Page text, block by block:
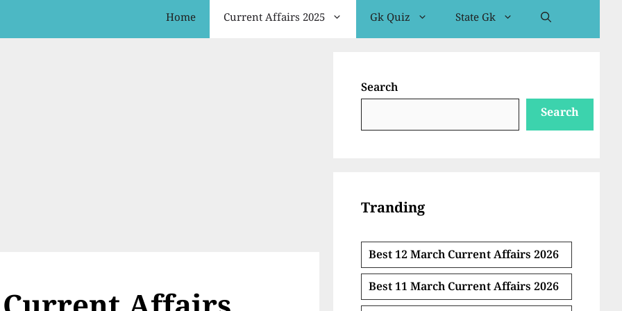
Home Current Affairs 2025 Gk Quiz State Gk
Search
Search
Tranding
Best 12 March Current Affairs 2026
Best 11 March Current Affairs 2026